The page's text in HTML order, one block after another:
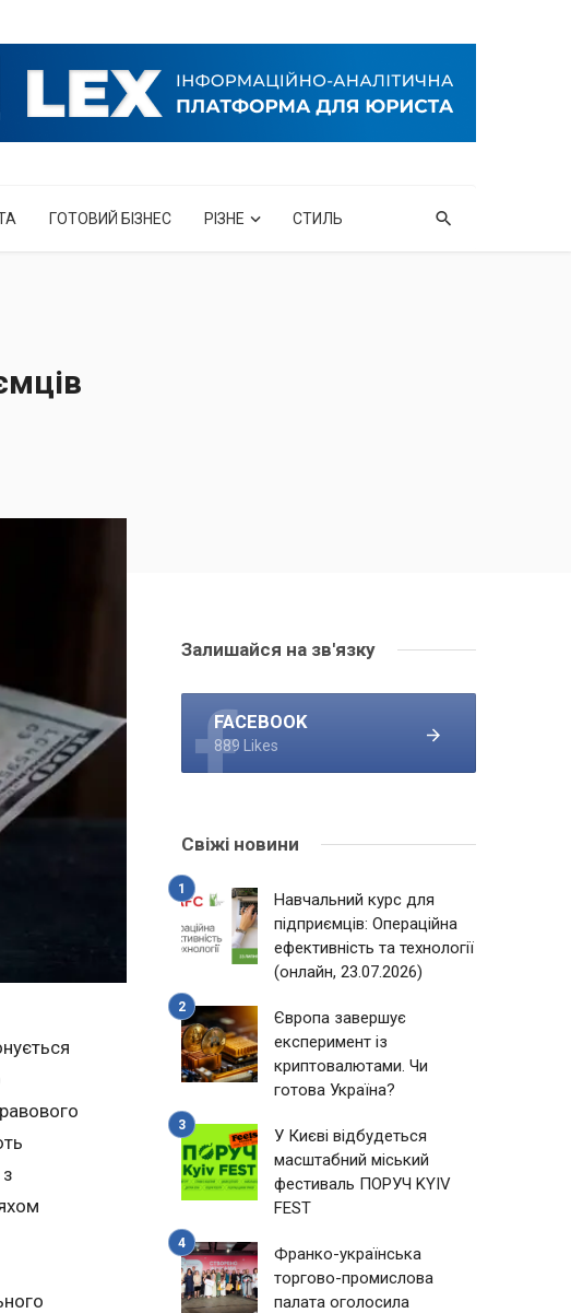
ГОТОВИЙ БІЗНЕС РІЗНЕ СТИЛЬ
Залишайся на зв'язку
FACEBOOK
889 Likes
Свіжі новини
Навчальний курс для
підприємців: Операційна
ефективність та технології
(онлайн, 23.07.2026)
Європа завершує
експеримент із
криптовалютами. Чи
готова Україна?
У Києві відбудеться
масштабний міський
фестиваль ПОРУЧ KYIV
FEST
Франко-українська
торгово-промислова
палата оголосила